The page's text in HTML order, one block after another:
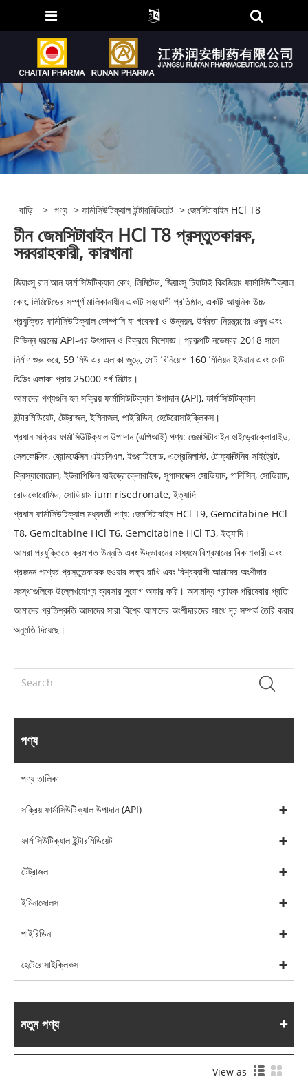
বাড়ি > পণ্য >ফার্মাসিউটিক্যাল ইন্টারমিডিয়েট > জেমসিটাবাইন HCl T8
চীন জেমসিটাবাইন HCl T8 প্রস্তুতকারক,
সরবরাহকারী, কারখানা
জিয়াংসু রান'আন ফার্মাসিউটিক্যাল কোং, লিমিটেড, জিয়াংসু চিয়াটাই কিংজিয়াং ফার্মাসিউটিক্যাল
কোং, লিমিটেডের সম্পূর্ণ মালিকানাধীন একটি সহযোগী প্রতিষ্ঠান, একটি আধুনিক উচ্চ
প্রযুক্তির ফার্মাসিউটিক্যাল কোম্পানি যা গবেষণা ও উন্নয়ন, উর্বরতা নিয়ন্ত্রণের ওষুধ এবং
বিভিন্ন ধরনের API-এর উৎপাদন ও বিক্রয়ে বিশেষজ্ঞ। প্রকল্পটি নভেম্বর 2018 সালে
নির্মাণ শুরু করে, 59 মিউ এর এলাকা জুড়ে, মোট বিনিয়োগ 160 মিলিয়ন ইউয়ান এবং মোট
বিল্ডিং এলাকা প্রায় 25000 বর্গ মিটার।
আমাদের পণ্যগুলি হল সক্রিয় ফার্মাসিউটিক্যাল উপাদান (API), ফার্মাসিউটিক্যাল
ইন্টারমিডিয়েট, টেট্রাজল, ইমিনাজল, পাইরিডিন, হেটেরোসাইক্লিকস।
প্রধান সক্রিয় ফার্মাসিউটিক্যাল উপাদান (এপিআই) পণ্য: জেমসিটাবাইন হাইড্রোক্লোরাইড,
সেলকোক্সিব, ব্রোমহেক্সিন এইচসিএল, ইগুরাটিমোড, এপ্রেমিলাস্ট, টোফ্যাক্টিনিব সাইট্রেট,
ক্রিস্যাবোরোল, ইউরাপিডিল হাইড্রোক্লোরাইড, সুগামাডেক্স সোডিয়াম, গার্লিসিন, সোডিয়াম,
রোডকোরোমিড, সোডিয়াম ium risedronate, ইত্যাদি
প্রধান ফার্মাসিউটিক্যাল মধ্যবর্তী পণ্য: জেমসিটাবাইন HCl T9, Gemcitabine HCl
T8, Gemcitabine HCl T6, Gemcitabine HCl T3, ইত্যাদি।
আমরা প্রযুক্তিতে ক্রমাগত উন্নতি এবং উদ্ভাবনের মাধ্যমে বিশ্বমানের বিকাশকারী এবং
প্রজনন পণ্যের প্রস্তুতকারক হওয়ার লক্ষ্য রাখি এবং বিশ্বব্যাপী আমাদের অংশীদার
সংস্থাগুলিকে উল্লেখযোগ্য ব্যবসার সুযোগ অফার করি। অসামান্য গ্রাহক পরিষেবার প্রতি
আমাদের প্রতিশ্রুতি আমাদের সারা বিশ্বে আমাদের অংশীদারদের সাথে দৃঢ় সম্পর্ক তৈরি করার
অনুমতি দিয়েছে।
পণ্য
পণ্য তালিকা
সক্রিয় ফার্মাসিউটিক্যাল উপাদান (API)
ফার্মাসিউটিক্যাল ইন্টারমিডিয়েট
টেট্রাজল
ইমিনাজোলস
পাইরিডিন
হেটেরোসাইক্লিকস
নতুন পণ্য
View as